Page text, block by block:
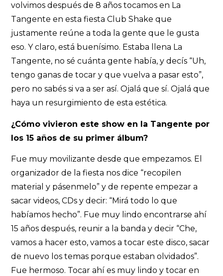
volvimos después de 8 años tocamos en La
Tangente en esta fiesta Club Shake que
justamente reúne a toda la gente que le gusta
eso. Y claro, está buenísimo. Estaba llena La
Tangente, no sé cuánta gente había, y decís “Uh,
tengo ganas de tocar y que vuelva a pasar esto”,
pero no sabés si va a ser así. Ojalá que sí. Ojalá que
haya un resurgimiento de esta estética.
¿Cómo vivieron este show en la Tangente por
los 15 años de su primer álbum?
Fue muy movilizante desde que empezamos. El
organizador de la fiesta nos dice “recopilen
material y pásenmelo” y de repente empezar a
sacar videos, CDs y decir: “Mirá todo lo que
habíamos hecho”. Fue muy lindo encontrarse ahí
15 años después, reunir a la banda y decir “Che,
vamos a hacer esto, vamos a tocar este disco, sacar
de nuevo los temas porque estaban olvidados”.
Fue hermoso. Tocar ahí es muy lindo y tocar en